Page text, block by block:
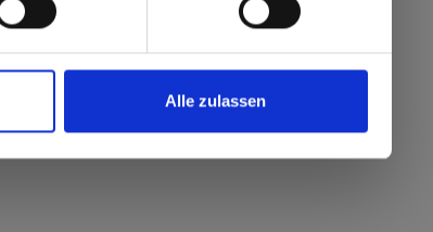
Alle zulassen